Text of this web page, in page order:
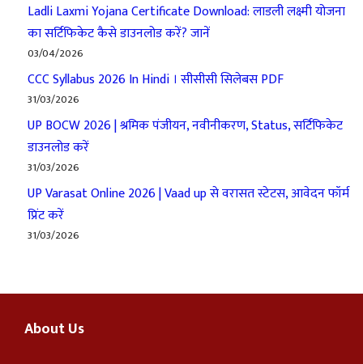
Ladli Laxmi Yojana Certificate Download: लाडली लक्ष्मी योजना
का सर्टिफिकेट कैसे डाउनलोड करें? जानें
03/04/2026
CCC Syllabus 2026 In Hindi । सीसीसी सिलेबस PDF
31/03/2026
UP BOCW 2026 | श्रमिक पंजीयन, नवीनीकरण, Status, सर्टिफिकेट
डाउनलोड करें
31/03/2026
UP Varasat Online 2026 | Vaad up से वरासत स्टेटस, आवेदन फॉर्म
प्रिंट करें
31/03/2026
About Us